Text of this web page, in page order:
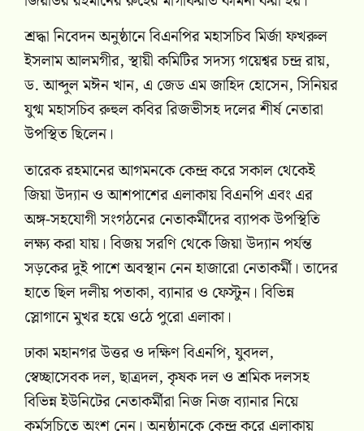
শ্রদ্ধা নিবেদন অনুষ্ঠানে বিএনপির মহাসচিব মির্জা ফখরুল
ইসলাম আলমগীর, স্থায়ী কমিটির সদস্য গয়েশ্বর চন্দ্র রায়,
ড. আব্দুল মঈন খান, এ জেড এম জাহিদ হোসেন, সিনিয়র
যুগ্ম মহাসচিব রুহুল কবির রিজভীসহ দলের শীর্ষ নেতারা
উপস্থিত ছিলেন।
তারেক রহমানের আগমনকে কেন্দ্র করে সকাল থেকেই
জিয়া উদ্যান ও আশপাশের এলাকায় বিএনপি এবং এর
অঙ্গ-সহযোগী সংগঠনের নেতাকর্মীদের ব্যাপক উপস্থিতি
লক্ষ্য করা যায়। বিজয় সরণি থেকে জিয়া উদ্যান পর্যন্ত
সড়কের দুই পাশে অবস্থান নেন হাজারো নেতাকর্মী। তাদের
হাতে ছিল দলীয় পতাকা, ব্যানার ও ফেস্টুন। বিভিন্ন
স্লোগানে মুখর হয়ে ওঠে পুরো এলাকা।
ঢাকা মহানগর উত্তর ও দক্ষিণ বিএনপি, যুবদল,
স্বেচ্ছাসেবক দল, ছাত্রদল, কৃষক দল ও শ্রমিক দলসহ
বিভিন্ন ইউনিটের নেতাকর্মীরা নিজ নিজ ব্যানার নিয়ে